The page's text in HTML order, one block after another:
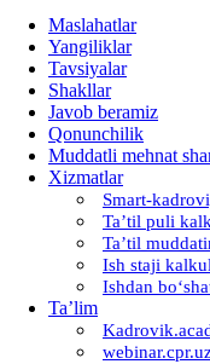
Maslahatlar
Yangiliklar
Tavsiyalar
Shakllar
Javob beramiz
Qonunchilik
Muddatli mehnat
Xizmatlar
Smart-
Ta’til puli
Ta’til
Ish staji
Ishdan
Ta’lim